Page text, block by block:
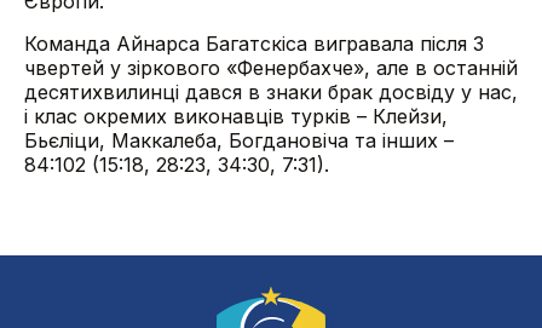
Команда Айнарса Багатскіса вигравала після 3
чвертей у зіркового «Фенербахче», але в останній
десятихвилинці дався в знаки брак досвіду у нас,
і клас окремих виконавців турків – Клейзи,
Бьєліци, Маккалеба, Богдановіча та інших –
84:102 (15:18, 28:23, 34:30, 7:31).